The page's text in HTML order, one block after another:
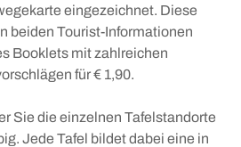
eingezeichnet. Diese
beiden Tourist-Informationen
Booklets mit zahlreichen
für € 1,90.
Sie die einzelnen Tafelstandorte
Jede Tafel bildet dabei eine in